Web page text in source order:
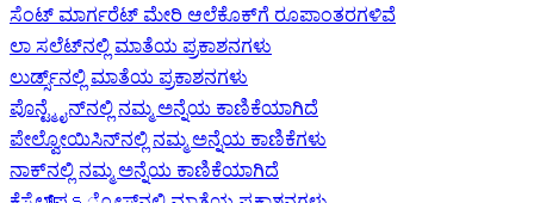
ಸೆಂಟ್ ಮಾರ್ಗರೆಟ್ ಮೇರಿ ಆಲೆಕೊಕ್‌ಗೆ ರೂಪಾಂತರಗಳಿವೆ
ಲಾ ಸಲೆಟ್‌ನಲ್ಲಿ ಮಾತೆಯ ಪ್ರಕಾಶನಗಳು
ಲುರ್ಡ್ಸ್‌ನಲ್ಲಿ ಮಾತೆಯ ಪ್ರಕಾಶನಗಳು
ಪೊನ್ಟ್ಮೈನ್‌ನಲ್ಲಿ ನಮ್ಮ ಅನ್ನೆಯ ಕಾಣಿಕೆಯಾಗಿದೆ
ಪೇಲ್ವೋಯಿಸಿನ್‌ನಲ್ಲಿ ನಮ್ಮ ಅನ್ನೆಯ ಕಾಣಿಕೆಗಳು
ನಾಕ್‌ನಲ್ಲಿ ನಮ್ಮ ಅನ್ನೆಯ ಕಾಣಿಕೆಯಾಗಿದೆ